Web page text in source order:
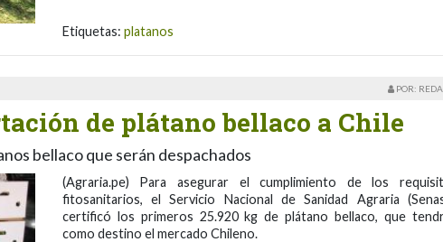
Etiquetas: platanos
POR:
de plátano bellaco a Chile
bellaco que serán despachados
(Agraria.pe) Para asegurar el cumplimiento de los
fitosanitarios, el Servicio Nacional de Sanidad Agraria
certificó los primeros 25.920 kg de plátano bellaco, que
como destino el mercado Chileno.